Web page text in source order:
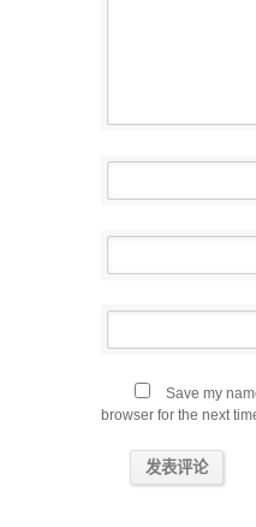
Save my
browser for the next